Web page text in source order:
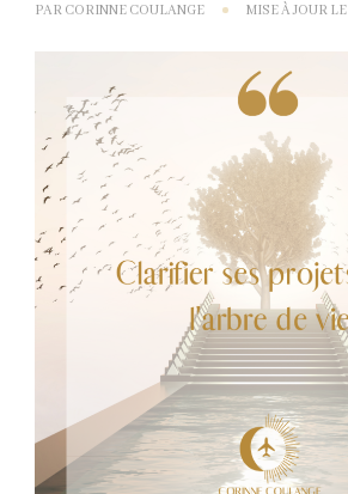
PAR CORINNE COULANGE MISE À JOUR LE